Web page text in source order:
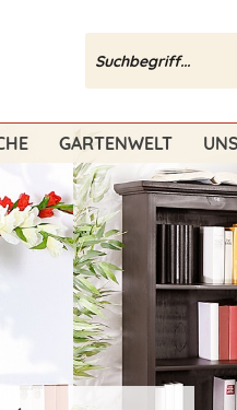
GARTENWELT